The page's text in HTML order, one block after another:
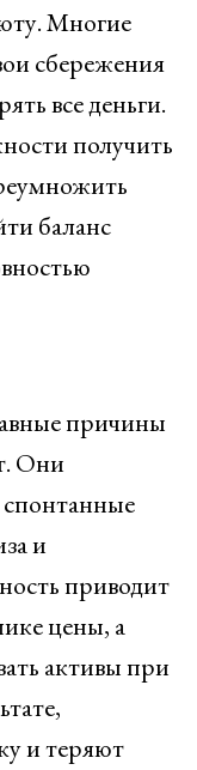
Многие
сбережения
все деньги.
получить
баланс
причины
Они
и
приводит
цены, а
активы при
и теряют